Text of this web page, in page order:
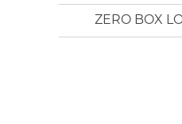
ZERO BOX